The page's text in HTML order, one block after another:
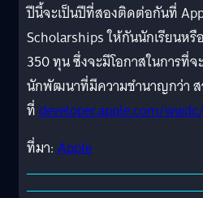
ปีนี้จะเป็นปีที่สองติดต่อกันที่
Scholarships ให้กันนักเรียนหรื
350 ทุน ซึ่งจะมีโอกาสในการที่
นักพัฒนาที่มีความชำนาญกว่า ส
ที่developer.apple.com/
ที่มา: Apple